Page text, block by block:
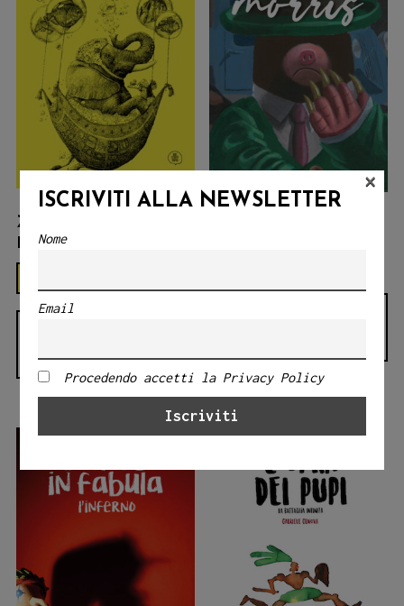
ZOOLOGIA
FANTASTICA
CARRELLO
ISCRIVITI ALLA NEWSLETTER
Nome
Email
Procedendo accetti la Privacy Policy
×